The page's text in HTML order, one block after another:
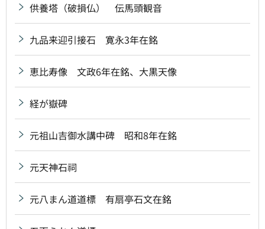
供養塔（破損仏） 伝馬頭観音
九品来迎引接石 寛永3年在銘
恵比寿像 文政6年在銘、大黒天像
経が嶽碑
元祖山吉御水講中碑 昭和8年在銘
元天神石祠
元八まん道道標 有扇亭石文在銘